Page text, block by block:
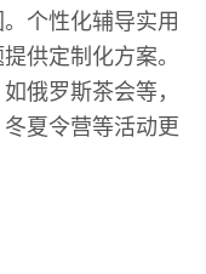
个性化辅导实用
供定制化方案。
俄罗斯茶会等，
夏令营等活动更